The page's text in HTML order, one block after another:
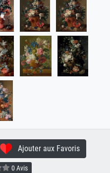
Ajouter aux Favoris
0 Avis